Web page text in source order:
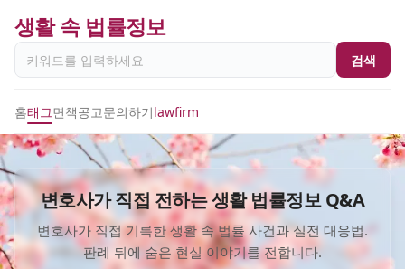
생활 속 법률정보
검색
홈태그면책공고문의하기lawfirm
변호사가 직접 전하는 생활 법률정보 Q&A
변호사가 직접 기록한 생활 속 법률 사건과 실전 대응법.
판례 뒤에 숨은 현실 이야기를 전합니다.